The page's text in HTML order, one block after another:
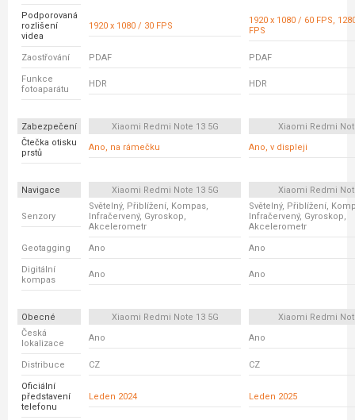
Podporovaná
rozlišení
videa
1920 x 1080 / 30 FPS
1920 x 1080 / 60 FPS,
FPS
Zaostřování PDAF PDAF
Funkce
fotoaparátu
HDR HDR
Zabezpečení Xiaomi Redmi Note 13 5G
Xiaomi Redmi
Čtečka otisku
prstů
Ano, na rámečku Ano, v displeji
Navigace Xiaomi Redmi Note 13 5G Xiaomi Redmi
Senzory
Světelný, Přiblížení, Kompas,
Infračervený, Gyroskop,
Akcelerometr
Světelný, Přiblížení,
Infračervený, Gyroskop,
Akcelerometr
Geotagging Ano Ano
Digitální
kompas
Ano Ano
Obecné Xiaomi Redmi Note 13 5G
Xiaomi Redmi
Česká
lokalizace
Ano Ano
Distribuce CZ CZ
Oficiální
představení
telefonu
Leden 2024 Leden 2025